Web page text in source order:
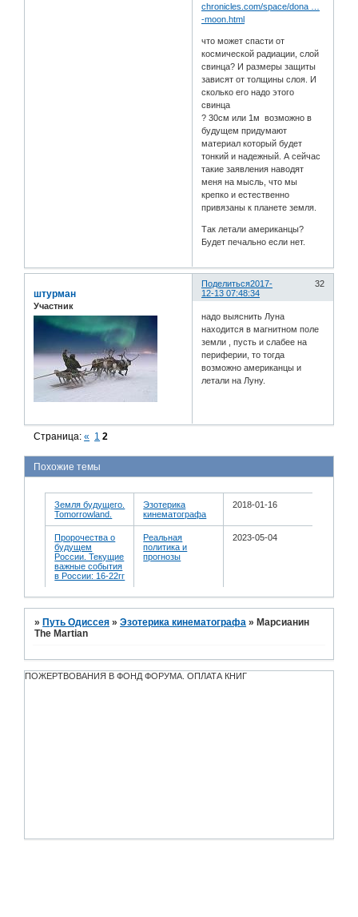
chronicles.com/space/dona …
-moon.html
что может спасти от
космической радиации, слой
свинца? И размеры защиты
зависят от толщины слоя. И
сколько его надо этого
свинца
? 30см или 1м возможно в
будущем придумают
материал который будет
тонкий и надежный. А сейчас
такие заявления наводят
меня на мысль, что мы
крепко и естественно
привязаны к планете земля.
Так летали американцы?
Будет печально если нет.
Поделиться 32
2017-
12-13 07:48:34
штурман
Участник
надо выяснить Луна
находится в магнитном поле
земли , пусть и слабее на
периферии, то тогда
возможно американцы и
летали на Луну.
Страница:« 1 2
Похожие темы
Земля будущего.
Tomorrowland.
Эзотерика
кинематографа
2018-01-16
Пророчества о
будущем
России. Текущие
важные события
в России: 16-22гг
Реальная
политика и
прогнозы
2023-05-04
»Путь Одиссея »Эзотерика кинематографа »Марсианин
The Martian
ПОЖЕРТВОВАНИЯ В ФОНД ФОРУМА. ОПЛАТА КНИГ